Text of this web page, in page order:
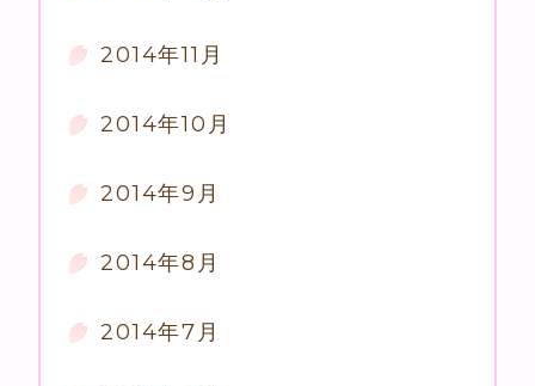
2014年11月
2014年10月
2014年9月
2014年8月
2014年7月